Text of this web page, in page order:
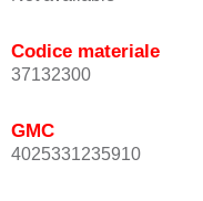
Codice materiale
37132300
GMC
4025331235910